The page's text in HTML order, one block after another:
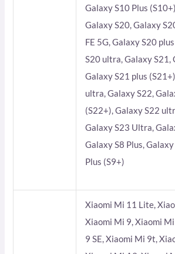
Galaxy S10 Plus
Galaxy S20, Galaxy
FE 5G, Galaxy S20
S20 ultra, Galaxy S21,
Galaxy S21 plus
ultra, Galaxy S22,
(S22+), Galaxy S22
Galaxy S23 Ultra,
Galaxy S8 Plus,
Plus (S9+)
Xiaomi Mi 11 Lite,
Xiaomi Mi 9, Xiaomi
9 SE, Xiaomi Mi 9t,